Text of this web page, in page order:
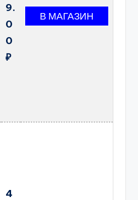
9.
0
0
₽
4